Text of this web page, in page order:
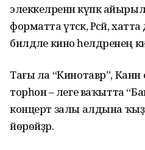
элеккеләренән күпкә
форматта үтәсәк, Рәсәй,
билдәле кино әһелдәренең
Тағы ла “Кинотавр”, Канн
торһон – әлеге ваҡытта
концерт залы алдына
йөрөйҙәр.